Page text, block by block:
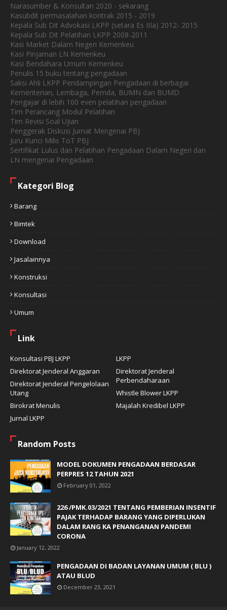
Narasumber & Konsultan 2020 - sekarang
Kasubdit permasalahan kontrak 2015 - 2019
Kepala Sub Dit Advokasi LKPP (setara Es IIIa) 2012- 2015
Kepala Sub Dit Pelatihan LKPP 2008-2011
Kasi Market Dalam Negeri Kemenkeu
Kasi Pinjaman LN Kemenkeu
Kasi Bendahara Umum Kemenkeu
Penulis 15 buku tentang pengadaan
Saksi Ahli LKPP Pendampingan Pengadaan di berbagai
Kementerian, Lembaga, Pemda, BUMN dan BUMD
Pengajar di lebih 100 even pelatihan pengadaan
Tim Perancang Modul Pelatihan
Tim Revisi Soal Ujian
Penggerak Diskusi Jumat Mengenai PBJ
Juru Kunci Milis ToT PBJ
Sertifikat Lulus dan Pelatihan Pengadaan Dalam Negeri dan
LN mengenai Pengadaan
Kategori Blog
Barang
Bimtek
Download
Jasalainnya
Konstruksi
Konsultasi
Umum
Link
Konsultasi PBJ LKPP
LKPP
Direktorat Jenderal Anggaran
Direktorat Jenderal
Perbendaharaan
Direktorat Jenderal Pengelolaan
Utang
Whistle Blower LKPP
Birokrat Menulis
Majalah Kredibel LKPP
Jurnal LKPP
Random Posts
MODEL DOKUMEN PENGADAAN BERDASAR
PERPRES 12 TAHUN 2021
February 01, 2022
226 /PMK.03/2021 TENTANG PEMBERIAN INSENTIF
PAJAK TERHADAP BARANG YANG DIPERLUKAN
DALAM RANG KA PENANGANAN PANDEMI
CORONA
January 12, 2022
PENGADAAN DI BADAN LAYANAN UMUM ( BLU )
ATAU BLUD
December 23, 2021